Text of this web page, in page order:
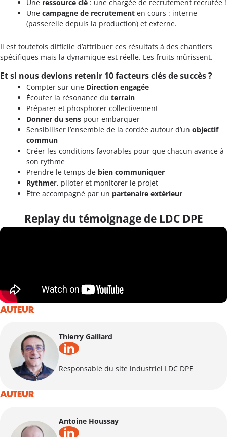
Une ressource clé : une chargée de recrutement recrutée !
Une campagne de recrutement en cours : interne
(passerelle depuis la production) et externe.
Il est toutefois difficile d’attribuer ces résultats à des chantiers
spécifiques mais la dynamique est réelle. Les fruits mûrissent.
Et si nous devions retenir 10 facteurs clés de succès ?
Compter sur une Direction engagée
Écouter la résonance du terrain
Préparer et phosphorer collectivement
Donner du sens pour embarquer
Sensibiliser l’ensemble de la cordée autour d’un objectif
commun
Créer les conditions favorables pour que chacun avance à
son rythme
Prendre le temps de bien communiquer
Rythmer, piloter et monitorer le projet
Être accompagné par un partenaire extérieur
Replay du témoignage de LDC DPE
AUTEUR
Thierry Gaillard
Responsable du site industriel LDC DPE
AUTEUR
Antoine Houssay